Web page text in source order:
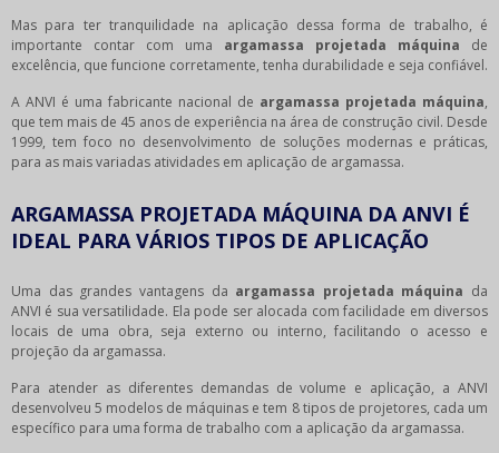
Mas para ter tranquilidade na aplicação dessa forma de trabalho, é
importante contar com uma argamassa projetada máquina de
excelência, que funcione corretamente, tenha durabilidade e seja confiável.
A ANVI é uma fabricante nacional de argamassa projetada máquina,
que tem mais de 45 anos de experiência na área de construção civil. Desde
1999, tem foco no desenvolvimento de soluções modernas e práticas,
para as mais variadas atividades em aplicação de argamassa.
ARGAMASSA PROJETADA MÁQUINA DA ANVI É
IDEAL PARA VÁRIOS TIPOS DE APLICAÇÃO
Uma das grandes vantagens da argamassa projetada máquina da
ANVI é sua versatilidade. Ela pode ser alocada com facilidade em diversos
locais de uma obra, seja externo ou interno, facilitando o acesso e
projeção da argamassa.
Para atender as diferentes demandas de volume e aplicação, a ANVI
desenvolveu 5 modelos de máquinas e tem 8 tipos de projetores, cada um
específico para uma forma de trabalho com a aplicação da argamassa.